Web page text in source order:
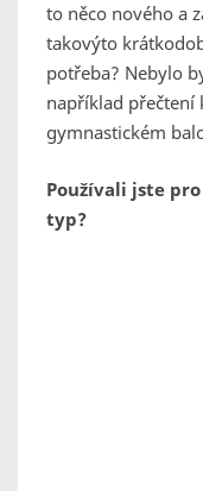
to něco nového a
takovýto
potřeba? Nebylo
například přečtení
gymnastickém
Používali jste
typ?